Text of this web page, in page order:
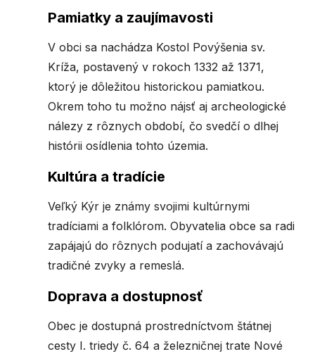
Pamiatky a zaujímavosti
V obci sa nachádza Kostol Povýšenia sv.
Kríža, postavený v rokoch 1332 až 1371,
ktorý je dôležitou historickou pamiatkou.
Okrem toho tu možno nájsť aj archeologické
nálezy z rôznych období, čo svedčí o dlhej
histórii osídlenia tohto územia.
Kultúra a tradície
Veľký Kýr je známy svojimi kultúrnymi
tradíciami a folklórom. Obyvatelia obce sa radi
zapájajú do rôznych podujatí a zachovávajú
tradičné zvyky a remeslá.
Doprava a dostupnosť
Obec je dostupná prostredníctvom štátnej
cesty I. triedy č. 64 a železničnej trate Nové